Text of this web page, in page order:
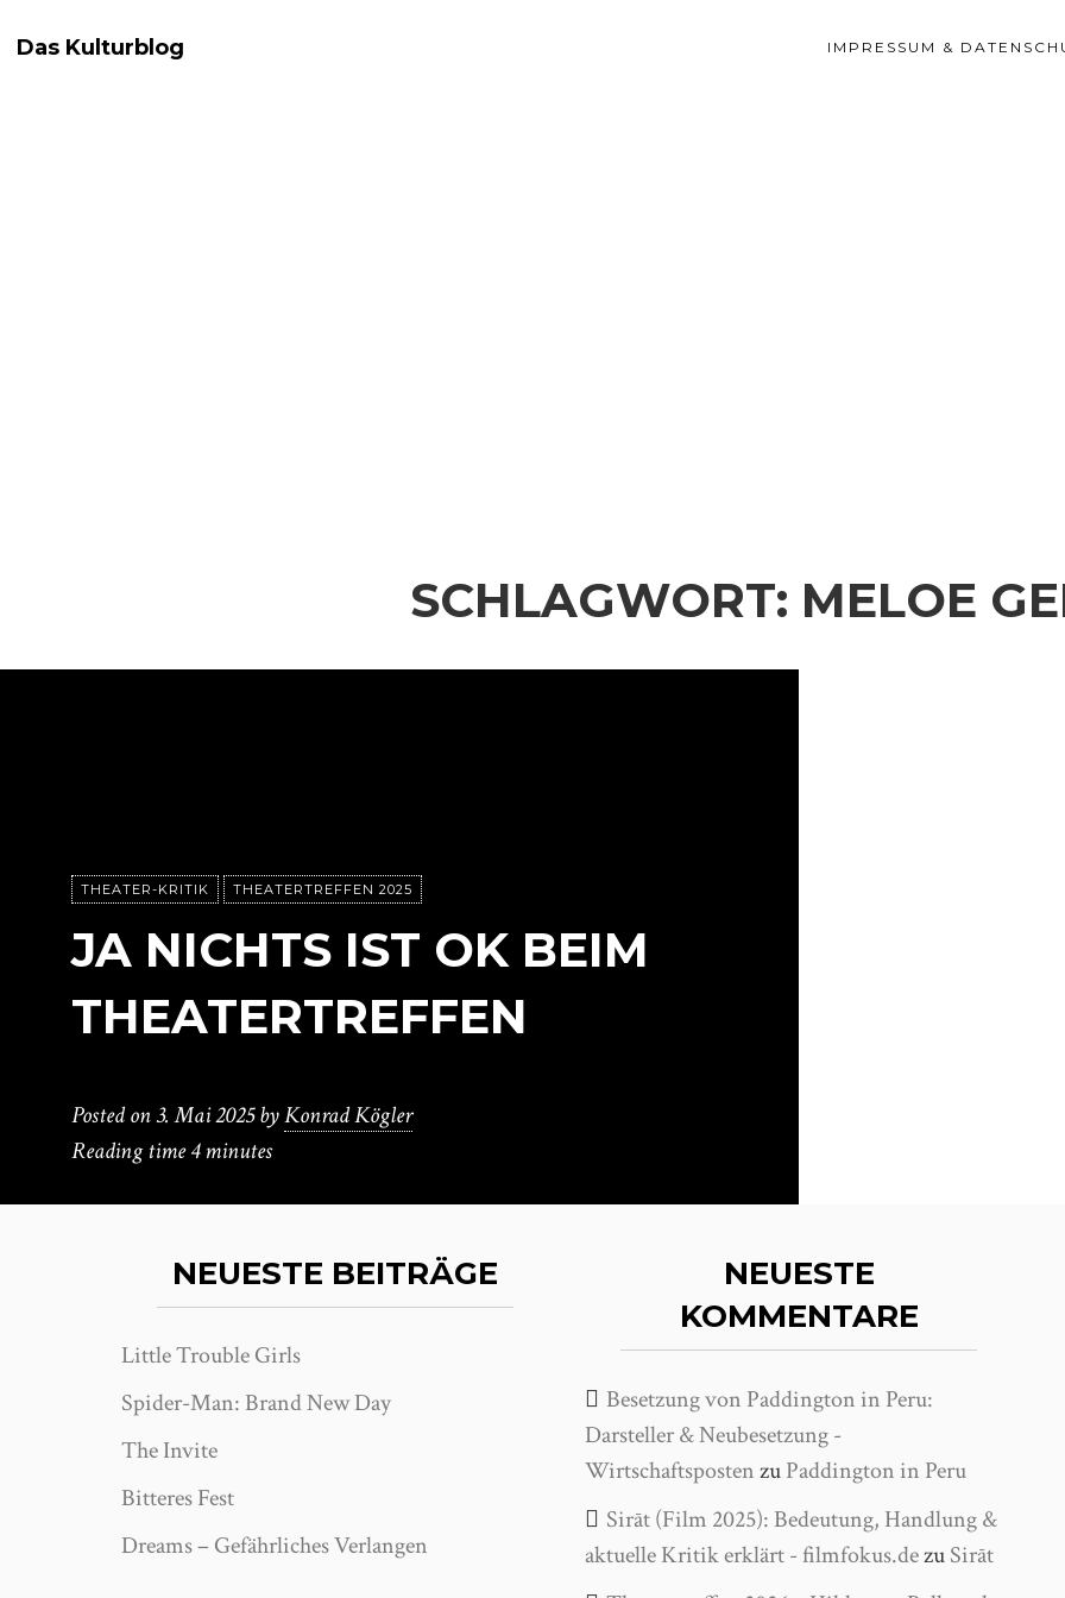
Das Kulturblog IMPRESSUM &
SCHLAGWORT: MELOE
THEATER-KRITIK THEATERTREFFEN 2025
JA NICHTS IST OK BEIM
THEATERTREFFEN
Posted on3. Mai 2025byKonrad Kögler
Reading time4 minutes
NEUESTE BEITRÄGE
Little Trouble Girls
Spider-Man: Brand New Day
The Invite
Bitteres Fest
Dreams – Gefährliches Verlangen
NEUESTE
KOMMENTARE
Besetzung von Paddington in Peru:
Darsteller & Neubesetzung -
WirtschaftspostenzuPaddington in Peru
Sirāt (Film 2025): Bedeutung, Handlung &
aktuelle Kritik erklärt - filmfokus.dezuSirāt